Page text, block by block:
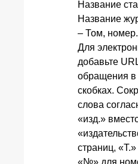
Название
Название
– Том,
Для
добавьте
обращения в
скобках.
слова
«изд.»
страниц,
«№» для